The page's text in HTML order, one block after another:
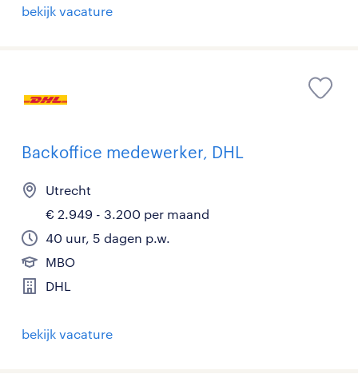
bekijk vacature
Backoffice medewerker, DHL
Utrecht
€ 2.949 - 3.200 per maand
40 uur, 5 dagen p.w.
MBO
DHL
bekijk vacature